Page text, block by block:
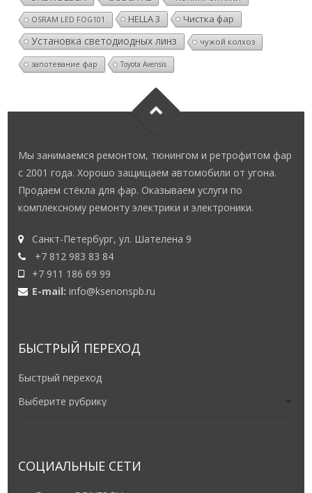
OSRAM LED FOG101 HELLA 3 Чистка фар
Установка светодиодных линз чужой колхоз
запотевание фар Toyota Avensis
с 2001 года. Хорошо защищаем автомобили от угона.
Продаем стёкла для фар. Оказываем услуги по
комплексному ремонту электрики и электроники.
+7 812 983 83 84
+7 911 186 69 99
E-mail:info@ksenonspb.ru